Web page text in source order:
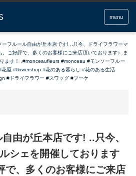
menu
ーフルール自由が丘本店です! ..只今、ドライフラワーマ
ご好評で、多くのお客様にご来店頂いております️♪ .ま
ます！ .#monceaufleurs #monceau #モンソーフルー
屋 #flowershop #花のある暮らし #花のある生活
#ドライフラワー #スワッグ #ブーケ
由が丘本店です! ..只今、
シェを開催しております
で、多くのお客様にご来店